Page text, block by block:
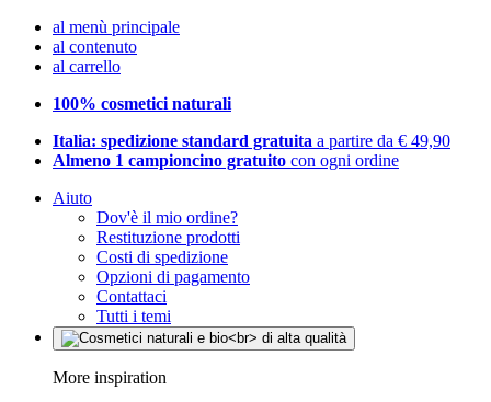
al menù principale
al contenuto
al carrello
100% cosmetici naturali
Italia: spedizione standard gratuita a partire da € 49,90
Almeno 1 campioncino gratuito con ogni ordine
Aiuto
Dov'è il mio ordine?
Restituzione prodotti
Costi di spedizione
Opzioni di pagamento
Contattaci
Tutti i temi
More inspiration